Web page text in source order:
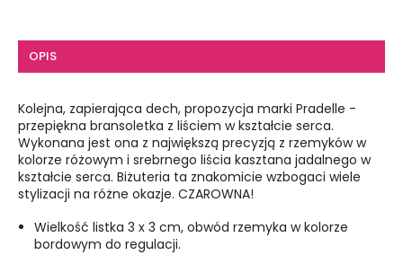
OPIS
Kolejna, zapierająca dech, propozycja marki Pradelle -
przepiękna bransoletka z liściem w kształcie serca.
Wykonana jest ona z największą precyzją z rzemyków w
kolorze różowym i srebrnego liścia kasztana jadalnego w
kształcie serca. Biżuteria ta znakomicie wzbogaci wiele
stylizacji na różne okazje. CZAROWNA!
Wielkość listka 3 x 3 cm, obwód rzemyka w kolorze
bordowym do regulacji.